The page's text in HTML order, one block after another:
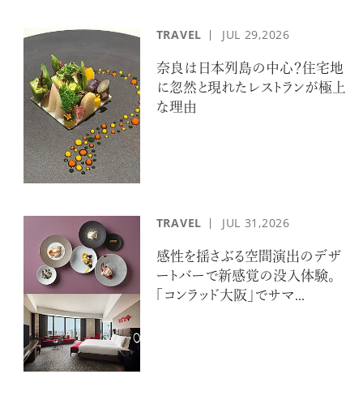
TRAVEL JUL 29,2026
奈良は日本列島の中心？住宅地
に忽然と現れたレストランが極上
な理由
TRAVEL JUL 31,2026
感性を揺さぶる空間演出のデザ
ートバーで新感覚の没入体験。
「コンラッド大阪」でサマ...